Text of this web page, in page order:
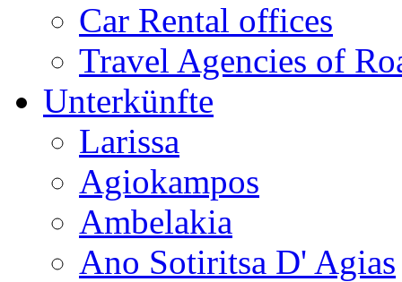
Car Rental offices
Travel Agencies of
Unterkünfte
Larissa
Agiokampos
Ambelakia
Ano Sotiritsa D' Agias